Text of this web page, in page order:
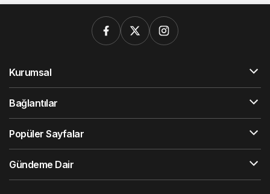
Kurumsal
Bağlantılar
Popüler Sayfalar
Gündeme Dair